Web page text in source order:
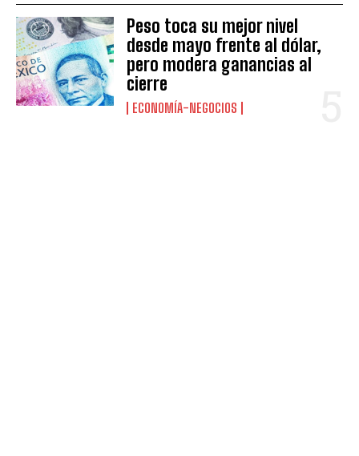
Peso toca su mejor nivel
desde mayo frente al dólar,
pero modera ganancias al
cierre
ECONOMÍA-NEGOCIOS